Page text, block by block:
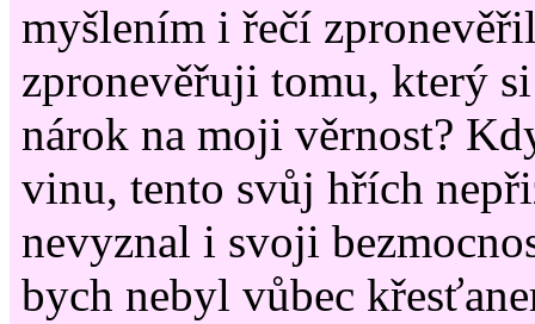
myšlením i řečí
zpronevěřuji tomu, který
nárok na moji věrnost?
vinu, tento svůj hřích
nevyznal i svoji
bych nebyl vůbec